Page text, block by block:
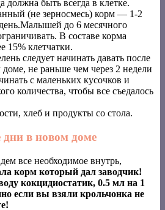
должна быть всегда в клетке.
(не зерносмесь) корм — 1-2
до 6 месячного
В составе корма
15% клетчатки.
следует начинать давать после
не раньше чем через 2 недели
с маленьких кусочков и
количества, чтобы все съедалось
хлеб и продукты со стола.
в новом доме
все необходимое внутрь,
корм который дал заводчик!
кокцидиостатик, 0.5 мл на 1
если вы взяли крольчонка не